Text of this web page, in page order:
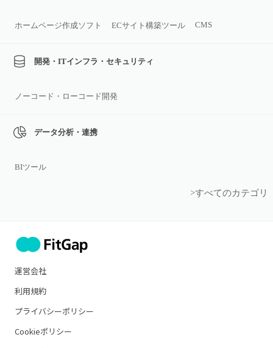
ホームページ作成ソフト ECサイト構築ツール CMS
開発・ITインフラ・セキュリティ
ノーコード・ローコード開発
データ分析・連携
BIツール
>すべてのカテゴリ
運営会社
利用規約
プライバシーポリシー
Cookieポリシー